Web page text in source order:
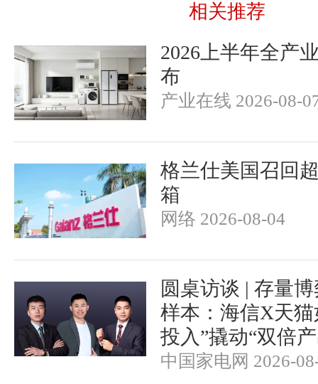
相关推荐
2026上半年全产
布
产业在线 2026-08-
格兰仕美国召回
箱
网络 2026-08-04
圆桌访谈 | 存量
样本：海信X天
投入”撬动“双倍
中国家电网 2026-